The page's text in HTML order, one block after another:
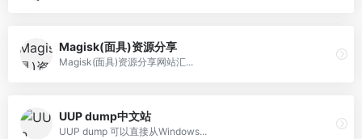
Magisk(面具)资源分享
Magisk(面具)资源分享网站汇...
UUP dump中文站
UUP dump 可以直接从Windows...